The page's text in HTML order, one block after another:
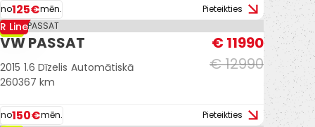
no125€mēn. Pieteikties
-8%
R Line
VW PASSAT
€ 12990
€ 11990
2015 1.6 Dīzelis Automātiskā
260367 km
no150€mēn. Pieteikties